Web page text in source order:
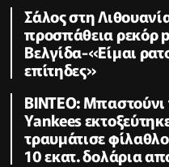
Σάλος στη
προσπάθεια ρεκόρ
Βελγίδα-«Είμαι
επίτηδες»
ΒΙΝΤΕΟ:
Yankees
τραυμάτισε
10 εκατ. δολάρια